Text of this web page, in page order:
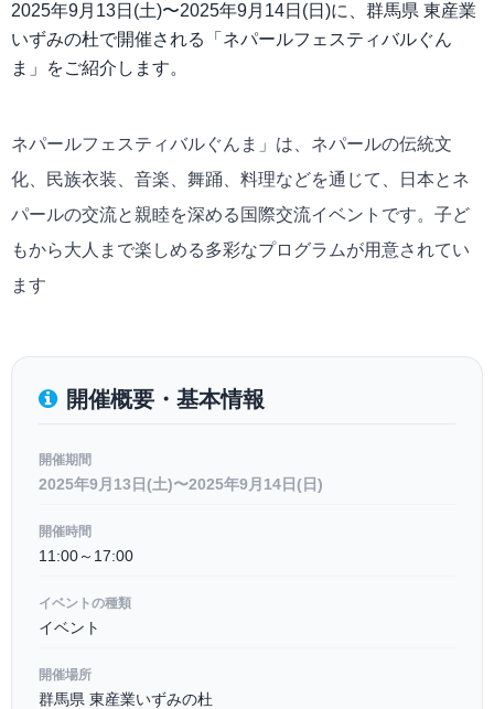
2025年9月13日(土)〜2025年9月14日(日)に、群馬県 東産業
いずみの杜で開催される「ネパールフェスティバルぐん
ま」をご紹介します。
ネパールフェスティバルぐんま」は、ネパールの伝統文
化、民族衣装、音楽、舞踊、料理などを通じて、日本とネ
パールの交流と親睦を深める国際交流イベントです。子ど
もから大人まで楽しめる多彩なプログラムが用意されてい
ます
開催概要・基本情報
開催期間
2025年9月13日(土)〜2025年9月14日(日)
開催時間
11:00～17:00
イベントの種類
イベント
開催場所
群馬県 東産業いずみの杜